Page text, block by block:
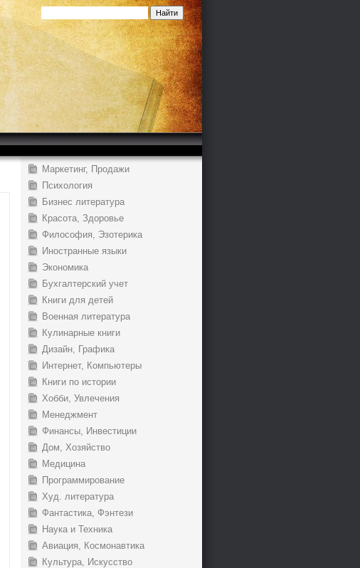
Маркетинг, Продажи
Психология
Бизнес литература
Красота, Здоровье
Философия, Эзотерика
Иностранные языки
Экономика
Бухгалтерский учет
Книги для детей
Военная литература
Кулинарные книги
Дизайн, Графика
Интернет, Компьютеры
Книги по истории
Хобби, Увлечения
Менеджмент
Финансы, Инвестиции
Дом, Хозяйство
Медицина
Программирование
Худ. литература
Фантастика, Фэнтези
Наука и Техника
Авиация, Космонавтика
Культура, Искусство